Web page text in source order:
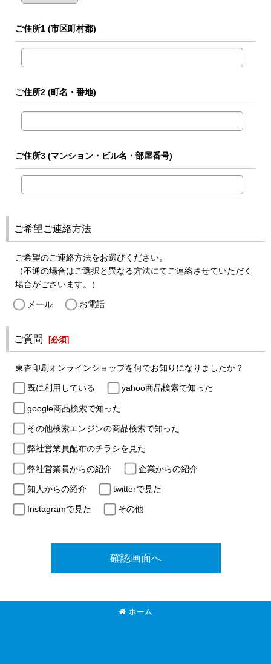
ご住所1 (市区町村郡)
ご住所2 (町名・番地)
ご住所3 (マンション・ビル名・部屋番号)
ご希望ご連絡方法
ご希望のご連絡方法をお選びください。
（不通の場合はご選択と異なる方法にてご連絡させていただく
場合がございます。）
メール お電話
ご質問 [必須]
東杏印刷オンラインショップを何でお知りになりましたか？
既に利用している yahoo商品検索で知った
google商品検索で知った
その他検索エンジンの商品検索で知った
弊社営業員配布のチラシを見た
弊社営業員からの紹介 企業からの紹介
知人からの紹介 twitterで見た
Instagramで見た その他
確認画面へ
ホーム